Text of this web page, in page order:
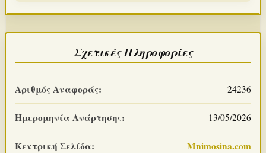
Σχετικές Πληροφορίες
Αριθμός Αναφοράς: 24236
Ημερομηνία Ανάρτησης: 13/05/2026
Κεντρική Σελίδα: Mnimosina.com